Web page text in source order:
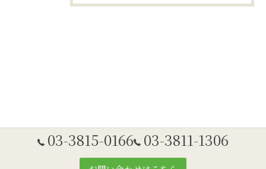
03-3815-0166 03-3811-1306